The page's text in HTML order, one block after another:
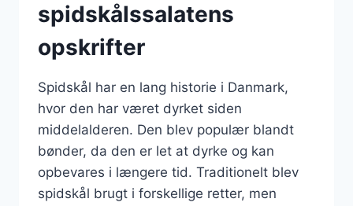
spidskålssalatens
opskrifter
Spidskål har en lang historie i Danmark,
hvor den har været dyrket siden
middelalderen. Den blev populær blandt
bønder, da den er let at dyrke og kan
opbevares i længere tid. Traditionelt blev
spidskål brugt i forskellige retter, men